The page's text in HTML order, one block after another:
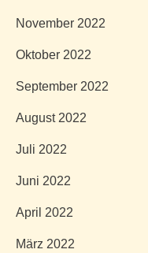
November 2022
Oktober 2022
September 2022
August 2022
Juli 2022
Juni 2022
April 2022
März 2022